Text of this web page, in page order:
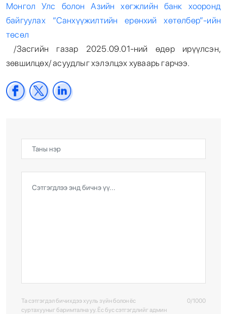
Монгол Улс болон Азийн хөгжлийн банк хооронд
байгуулах “Санхүүжилтийн ерөнхий хөтөлбөр”-ийн
төсөл
/Засгийн газар 2025.09.01-ний өдөр ирүүлсэн,
зөвшилцөх/ асуудлыг хэлэлцэх хуваарь гарчээ.
Та сэтгэгдэл бичихдээ хууль зүйн болон ёс
суртахууныг баримтална уу. Ёс бус сэтгэгдлийг админ
0/1000